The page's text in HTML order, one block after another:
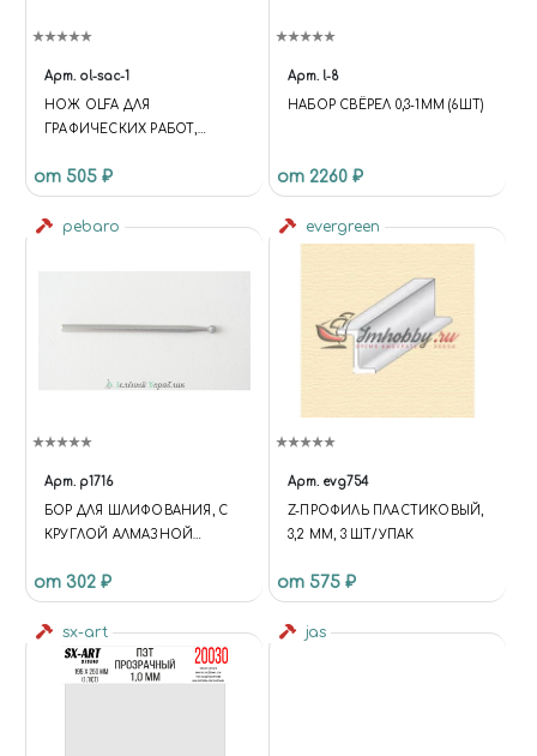
Арт. ol-sac-1
НОЖ OLFA ДЛЯ
ГРАФИЧЕСКИХ РАБОТ,
СТАЛИ, 9ММ
от 505 ₽
Арт. l-8
НАБОР СВЁРЕЛ 0,3-1ММ (6ШТ)
от 2260 ₽
pebaro
Арт. p1716
БОР ДЛЯ ШЛИФОВАНИЯ, С
КРУГЛОЙ АЛМАЗНОЙ
от 302 ₽
evergreen
Арт. evg754
Z-ПРОФИЛЬ ПЛАСТИКОВЫЙ,
3,2 ММ, 3 ШТ/УПАК
от 575 ₽
sx-art jas